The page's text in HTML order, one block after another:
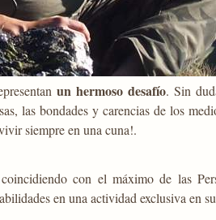
un hermoso desafío. Sin
las bondades y carencias de los
siempre en una cuna!.
con el máximo de las
en una actividad exclusiva en